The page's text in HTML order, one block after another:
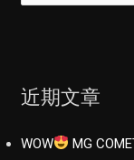
近期文章
WOW
MG